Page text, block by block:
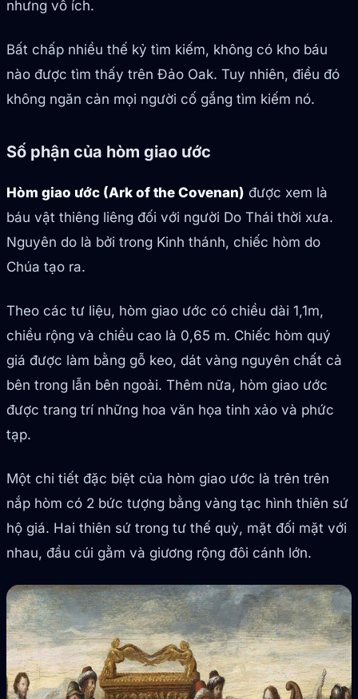
nhưng vô ích.
Bất chấp nhiều thế kỷ tìm kiếm, không có kho báu
nào được tìm thấy trên Đảo Oak. Tuy nhiên, điều đó
không ngăn cản mọi người cố gắng tìm kiếm nó.
Số phận của hòm giao ước
Hòm giao ước (Ark of the Covenan) được xem là
báu vật thiêng liêng đối với người Do Thái thời xưa.
Nguyên do là bởi trong Kinh thánh, chiếc hòm do
Chúa tạo ra.
Theo các tư liệu, hòm giao ước có chiều dài 1,1m,
chiều rộng và chiều cao là 0,65 m. Chiếc hòm quý
giá được làm bằng gỗ keo, dát vàng nguyên chất cả
bên trong lẫn bên ngoài. Thêm nữa, hòm giao ước
được trang trí những hoa văn họa tinh xảo và phức
tạp.
Một chi tiết đặc biệt của hòm giao ước là trên trên
nắp hòm có 2 bức tượng bằng vàng tạc hình thiên sứ
hộ giá. Hai thiên sứ trong tư thế quỳ, mặt đối mặt với
nhau, đầu cúi gằm và giương rộng đôi cánh lớn.